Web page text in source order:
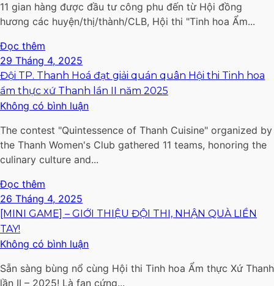
11 gian hàng được đầu tư công phu đến từ Hội đồng
hương các huyện/thị/thành/CLB, Hội thi "Tinh hoa Ẩm...
Đọc thêm
29 Tháng 4, 2025
Đội TP. Thanh Hoá đạt giải quán quân Hội thi Tinh hoa
ẩm thực xứ Thanh lần II năm 2025
Không có bình luận
The contest "Quintessence of Thanh Cuisine" organized by
the Thanh Women's Club gathered 11 teams, honoring the
culinary culture and...
Đọc thêm
26 Tháng 4, 2025
[MINI GAME] – GIỚI THIỆU ĐỘI THI, NHẬN QUÀ LIỀN
TAY!
Không có bình luận
Sẵn sàng bùng nổ cùng Hội thi Tinh hoa Ẩm thực Xứ Thanh
lần II – 2025! Là fan cứng...